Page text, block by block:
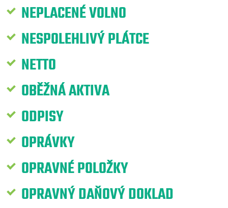
NEPLACENÉ VOLNO
NESPOLEHLIVÝ PLÁTCE
NETTO
OBĚŽNÁ AKTIVA
ODPISY
OPRÁVKY
OPRAVNÉ POLOŽKY
OPRAVNÝ DAŇOVÝ DOKLAD